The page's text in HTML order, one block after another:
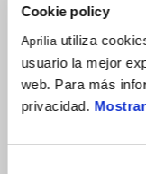
Cookie policy
Aprilia utiliza
usuario la mejor
web. Para más
privacidad.
RS 457 con
descuento en